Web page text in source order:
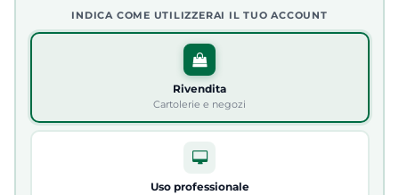
INDICA COME UTILIZZERAI IL TUO ACCOUNT
Rivendita
Cartolerie e negozi
Uso professionale